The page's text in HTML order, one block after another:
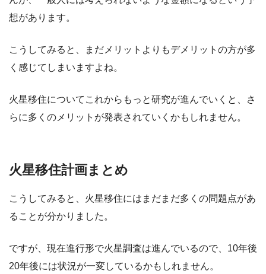
想があります。
こうしてみると、まだメリットよりもデメリットの方が多
く感じてしまいますよね。
火星移住についてこれからもっと研究が進んでいくと、さ
らに多くのメリットが発表されていくかもしれません。
火星移住計画まとめ
こうしてみると、火星移住にはまだまだ多くの問題点があ
ることが分かりました。
ですが、現在進行形で火星調査は進んでいるので、10年後
20年後には状況が一変しているかもしれません。